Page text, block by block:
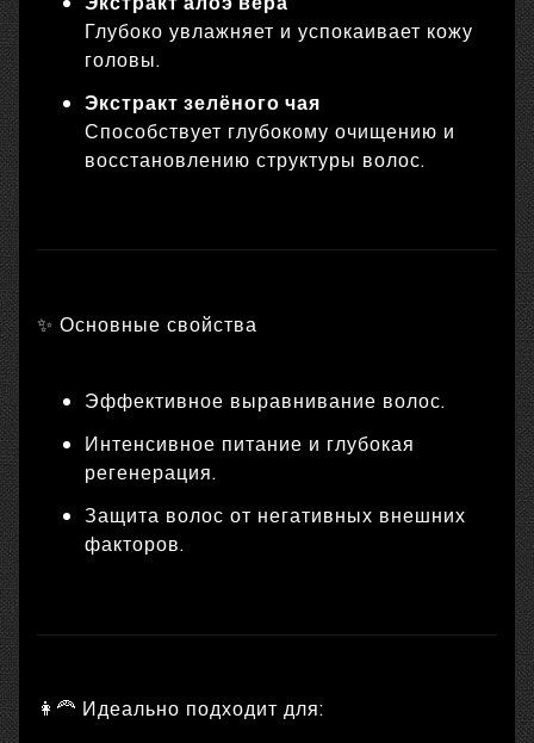
Глубоко увлажняет и успокаивает кожу
головы.
Экстракт зелёного чая
Способствует глубокому очищению и
восстановлению структуры волос.
✨ Основные свойства
Эффективное выравнивание волос.
Интенсивное питание и глубокая
регенерация.
Защита волос от негативных внешних
факторов.
👩‍🦰 Идеально подходит для: